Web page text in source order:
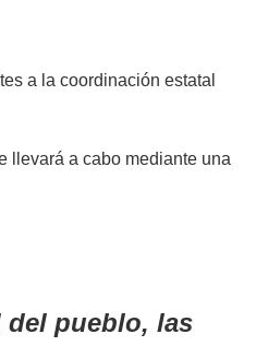
a la coordinación estatal
llevará a cabo mediante una
del pueblo, las